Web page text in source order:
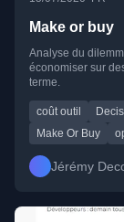
Make or buy
Analyse du
économiser sur
terme.
coût outil
Make Or Buy
Jérémy